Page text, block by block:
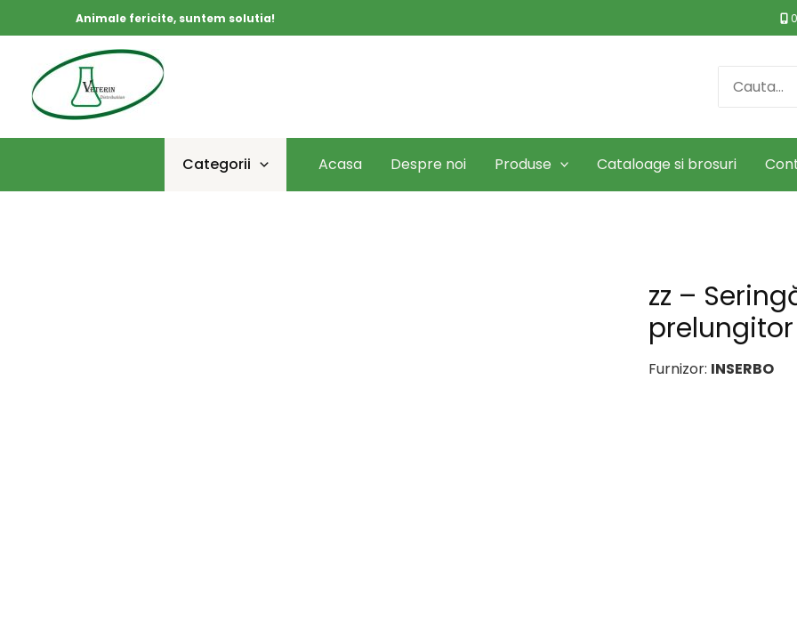
to
Animale fericite, suntem solutia!
Search
Categorii Acasa Despre noi Produse Cataloage si brosuri
zz –
prelungitor
Furnizor: INSERBO